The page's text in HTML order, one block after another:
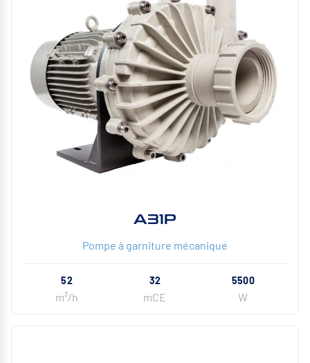
A31P
Pompe à garniture mécanique
52
m³/h
32
mCE
5500
W